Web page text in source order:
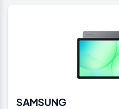
SAMSUNG